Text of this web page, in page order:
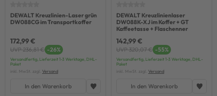
DEWALT Kreuzlinien-Laser grün
DW088CG im Transportkoffer
172,99 €
UVP 236,81 € -26%
Versandfertig, Lieferzeit 1-3 Werktage, DHL-
Paket
inkl. MwSt. zzgl. Versand
In den Warenkorb
DEWALT Kreuzlinienlaser
DW088K-XJ im Koffer + GT
Kaffeetasse + Flaschenner
142,99 €
UVP 320,07 € -55%
Versandfertig, Lieferzeit 1-3 Werktage, DHL-
Paket
inkl. MwSt. zzgl. Versand
In den Warenkorb